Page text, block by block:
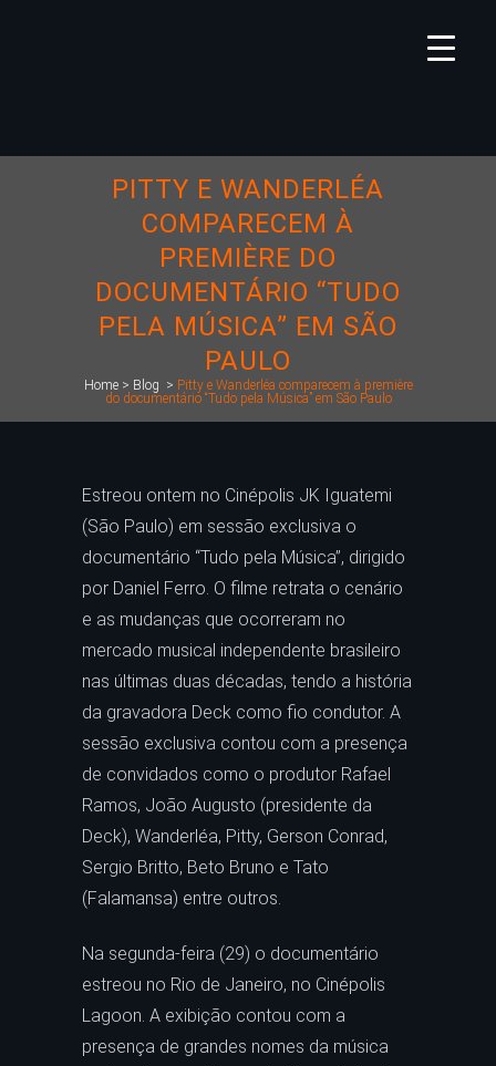
PITTY E WANDERLÉA
COMPARECEM À
PREMIÈRE DO
DOCUMENTÁRIO “TUDO
PELA MÚSICA” EM SÃO
PAULO
Home> Blog > Pitty e Wanderléa comparecem à première
do documentário “Tudo pela Música” em São Paulo
Estreou ontem no Cinépolis JK Iguatemi
(São Paulo) em sessão exclusiva o
documentário “Tudo pela Música”, dirigido
por Daniel Ferro. O filme retrata o cenário
e as mudanças que ocorreram no
mercado musical independente brasileiro
nas últimas duas décadas, tendo a história
da gravadora Deck como fio condutor. A
sessão exclusiva contou com a presença
de convidados como o produtor Rafael
Ramos, João Augusto (presidente da
Deck), Wanderléa, Pitty, Gerson Conrad,
Sergio Britto, Beto Bruno e Tato
(Falamansa) entre outros.
Na segunda-feira (29) o documentário
estreou no Rio de Janeiro, no Cinépolis
Lagoon. A exibição contou com a
presença de grandes nomes da música